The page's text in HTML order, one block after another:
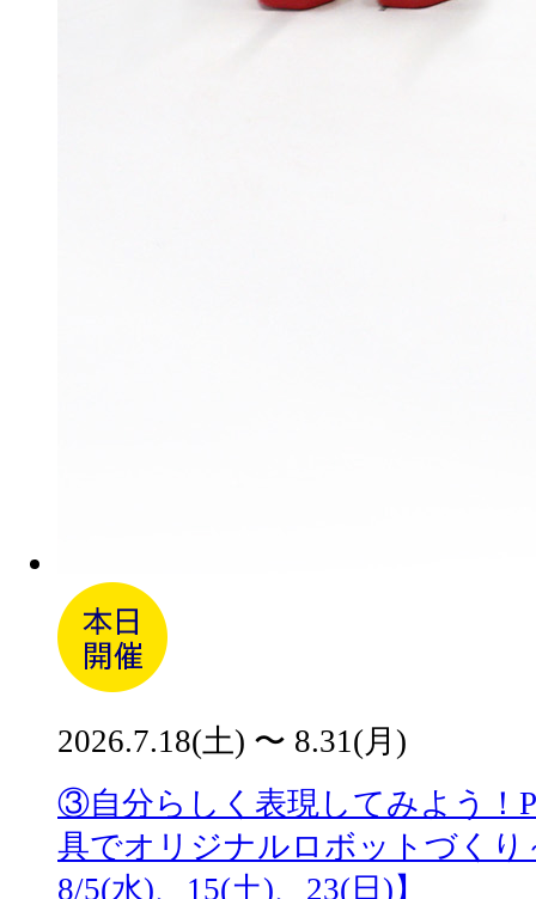
2026.7.18(土) 〜 8.31(月)
③自分らしく表現してみよう！
具でオリジナルロボットづくり
8/5(水)、15(土)、23(日)】